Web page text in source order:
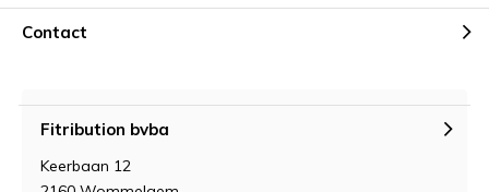
Contact
Fitribution bvba
Keerbaan 12